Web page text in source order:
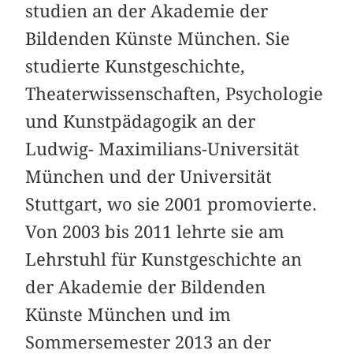
studien an der Akademie der
Bildenden Künste München. Sie
studierte Kunstgeschichte,
Theaterwissenschaften, Psychologie
und Kunstpädagogik an der
Ludwig- Maximilians-Universität
München und der Universität
Stuttgart, wo sie 2001 promovierte.
Von 2003 bis 2011 lehrte sie am
Lehrstuhl für Kunstgeschichte an
der Akademie der Bildenden
Künste München und im
Sommersemester 2013 an der